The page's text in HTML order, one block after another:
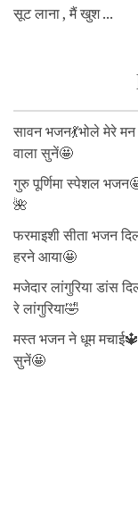
सूट लाना , मैं खुश ...
सावन भजन💃भोले मेरे
वाला सुनें🤩
गुरु पूर्णिमा स्पेशल
🌺
फरमाइशी सीता भजन
हरने आया🤩
मजेदार लांगुरिया डांस
रे लांगुरिया🤣
मस्त भजन ने धूम
सुनें🤩